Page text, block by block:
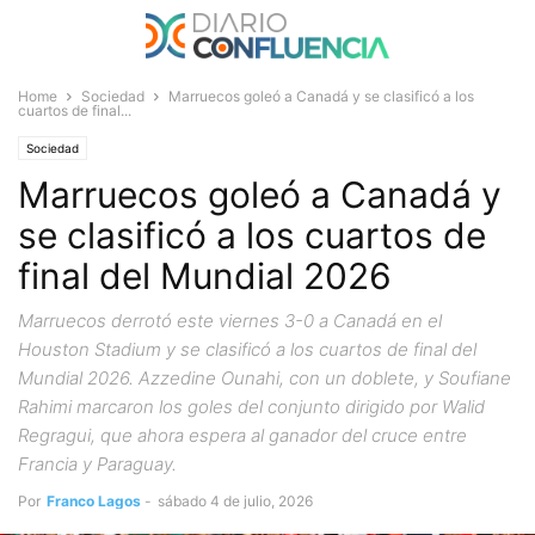
Home Sociedad
Marruecos goleó a Canadá y se clasificó a los
cuartos de final...
Sociedad
Marruecos goleó a Canadá y
se clasificó a los cuartos de
final del Mundial 2026
Marruecos derrotó este viernes 3-0 a Canadá en el
Houston Stadium y se clasificó a los cuartos de final del
Mundial 2026. Azzedine Ounahi, con un doblete, y Soufiane
Rahimi marcaron los goles del conjunto dirigido por Walid
Regragui, que ahora espera al ganador del cruce entre
Francia y Paraguay.
Por Franco Lagos - sábado 4 de julio, 2026